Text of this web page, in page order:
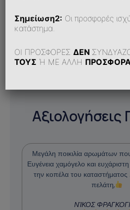
Αξιολογήσεις
Μεγάλη ποικιλία αρωμάτων
Ευγένεια χαμόγελο και
την κοπέλα του
πελάτη,
ΝΊΚΟΣ
Σημείωση2: Οι προσφορές
κατάστημα.
ΟΙ ΠΡΟΣΦΟΡΕΣΔΕΝ
ΤΟΥΣ Ή ΜΕ ΑΛΛΗ ΠΡΟΣΦΟΡΑ